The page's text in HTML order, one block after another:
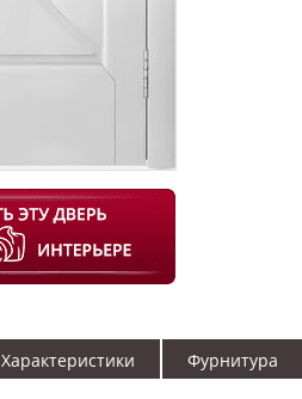
Характеристики Фурнитура